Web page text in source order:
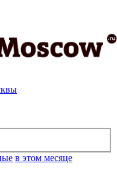
в этом месяце